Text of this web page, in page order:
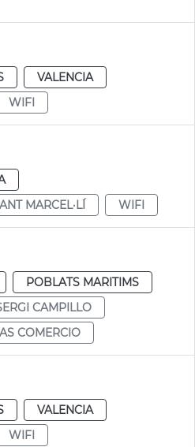
VALENCIA
WIFI
MARCEL·LÍ WIFI
POBLATS MARITIMS
CAMPILLO
COMERCIO
VALENCIA
WIFI